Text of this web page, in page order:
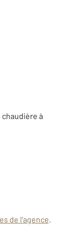
à
de l'agence,